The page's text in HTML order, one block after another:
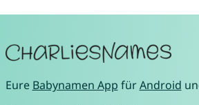
Eure Babynamen App fürAndroid